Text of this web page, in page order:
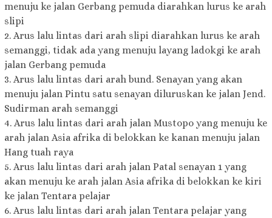
menuju ke jalan Gerbang pemuda diarahkan lurus ke arah
slipi
2. Arus lalu lintas dari arah slipi diarahkan lurus ke arah
semanggi, tidak ada yang menuju layang ladokgi ke arah
jalan Gerbang pemuda
3. Arus lalu lintas dari arah bund. Senayan yang akan
menuju jalan Pintu satu senayan diluruskan ke jalan Jend.
Sudirman arah semanggi
4. Arus lalu lintas dari arah jalan Mustopo yang menuju ke
arah jalan Asia afrika di belokkan ke kanan menuju jalan
Hang tuah raya
5. Arus lalu lintas dari arah jalan Patal senayan 1 yang
akan menuju ke arah jalan Asia afrika di belokkan ke kiri
ke jalan Tentara pelajar
6. Arus lalu lintas dari arah jalan Tentara pelajar yang